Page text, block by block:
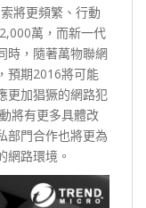
將更頻繁、行動
萬，而新一代
時，隨著萬物聯網
預期2016將可能
更加猖獗的網路犯
將有更多具體改
部門合作也將更為
網路環境。